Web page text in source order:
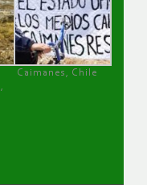
Caimanes, Chile